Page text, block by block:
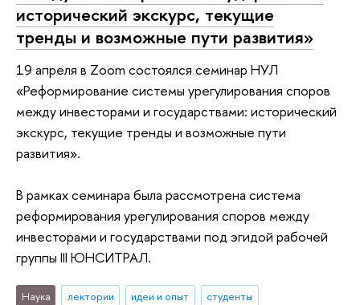
исторический экскурс, текущие
тренды и возможные пути развития»
19 апреля в Zoom состоялся семинар НУЛ
«Реформирование системы урегулирования споров
между инвесторами и государствами: исторический
экскурс, текущие тренды и возможные пути
развития».
В рамках семинара была рассмотрена система
реформирования урегулирования споров между
инвесторами и государствами под эгидой рабочей
группы III ЮНСИТРАЛ.
Наука лектории идеи и опыт
студенты